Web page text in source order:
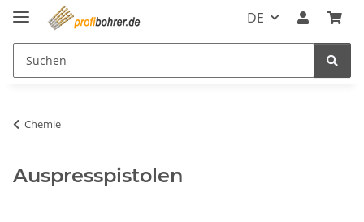
DE
Chemie
Auspresspistolen